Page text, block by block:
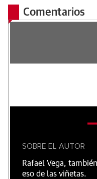
Comentarios
SOBRE EL AUTOR
Rafael Vega,
eso de las viñetas.